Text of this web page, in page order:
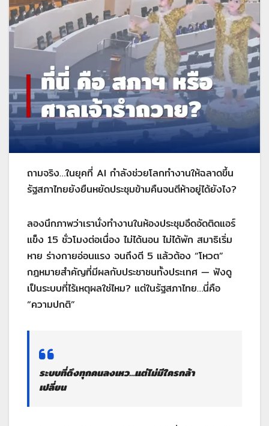
ถามจริง…ในยุคที่ AI กำลังช่วยโลกทำงานให้ฉลาดขึ้น
รัฐสภาไทยยังยืนหยัดประชุมข้ามคืนจนตีห้าอยู่ได้ยังไง?
ลองนึกภาพว่าเรานั่งทำงานในห้องประชุมอึดอัดติดแอร์
แข็ง 15 ชั่วโมงต่อเนื่อง ไม่ได้นอน ไม่ได้พัก สมาธิเริ่ม
หาย ร่างกายอ่อนแรง จนถึงตี 5 แล้วต้อง “โหวต”
กฎหมายสำคัญที่มีผลกับประชาชนทั้งประเทศ — ฟังดู
เป็นระบบที่ไร้เหตุผลใช่ไหม? แต่ในรัฐสภาไทย…นี่คือ
“ความปกติ”
ระบบที่ดึงทุกคนลงเหว…แต่ไม่มีใครกล้า
เปลี่ยน